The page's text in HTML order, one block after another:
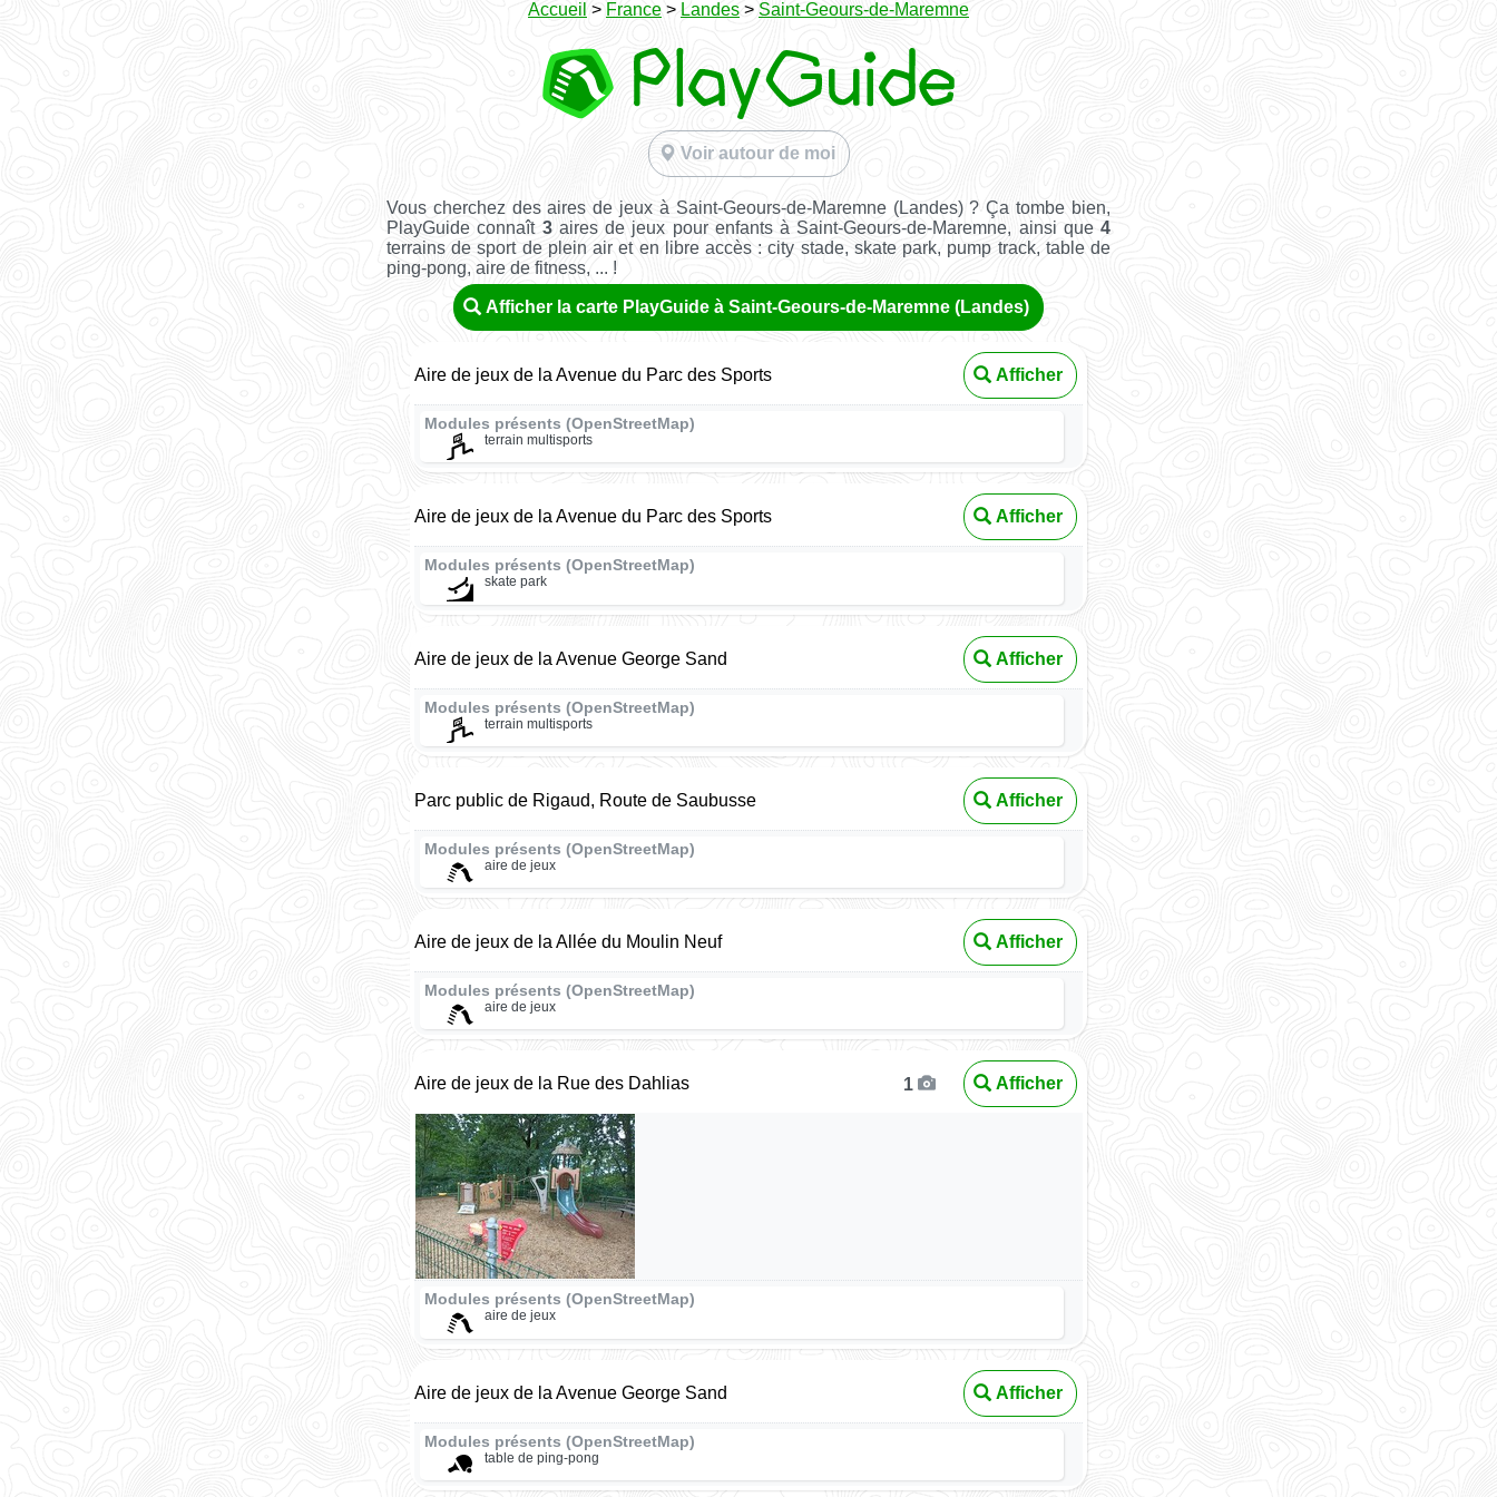
Accueil > France > Landes > Saint-Geours-de-Maremne
Voir autour de moi
Vous cherchez des aires de jeux à Saint-Geours-de-Maremne (Landes) ? Ça tombe bien,
PlayGuide connaît 3aires de jeux pour enfants à Saint-Geours-de-Maremne, ainsi que 4
terrains de sport de plein air et en libre accès : city stade, skate park, pump track, table de
ping-pong, aire de fitness, ... !
Afficher la carte PlayGuide à Saint-Geours-de-Maremne (Landes)
Aire de jeux de la Avenue du Parc des Sports Afficher
Modules présents (OpenStreetMap)
terrain multisports
Aire de jeux de la Avenue du Parc des Sports Afficher
Modules présents (OpenStreetMap)
skate park
Aire de jeux de la Avenue George Sand Afficher
Modules présents (OpenStreetMap)
terrain multisports
Parc public de Rigaud, Route de Saubusse Afficher
Modules présents (OpenStreetMap)
aire de jeux
Aire de jeux de la Allée du Moulin Neuf Afficher
Modules présents (OpenStreetMap)
aire de jeux
Aire de jeux de la Rue des Dahlias 1 Afficher
Modules présents (OpenStreetMap)
aire de jeux
Aire de jeux de la Avenue George Sand Afficher
Modules présents (OpenStreetMap)
table de ping-pong